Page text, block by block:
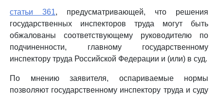
статьи 361, предусматривающей, что решения
государственных инспекторов труда могут быть
обжалованы соответствующему руководителю по
подчиненности, главному государственному
инспектору труда Российской Федерации и (или) в суд.
По мнению заявителя, оспариваемые нормы
позволяют государственному инспектору труда и суду